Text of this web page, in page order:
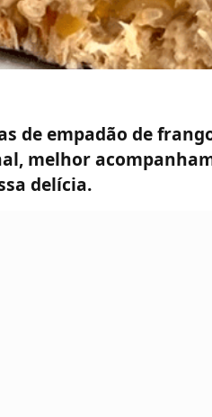
de empadão de
melhor
delícia.